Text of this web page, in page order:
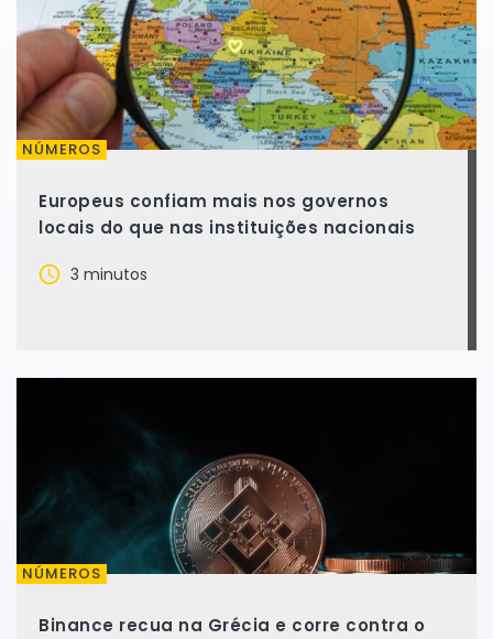
NÚMEROS
Europeus confiam mais nos governos
locais do que nas instituições nacionais
3 minutos
NÚMEROS
Binance recua na Grécia e corre contra o